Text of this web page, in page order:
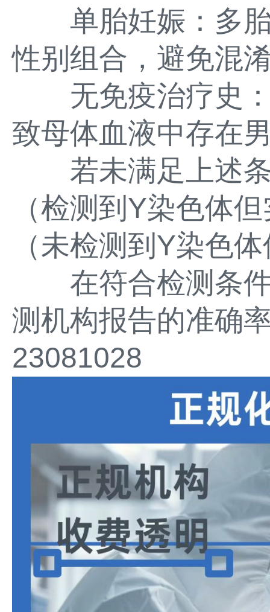
单胎妊娠：多胎
性别组合，避免混
无免疫治疗史：
致母体血液中存在
若未满足上述条
（检测到Y染色体
（未检测到Y染色
在符合检测条件
测机构报告的准确
23081028